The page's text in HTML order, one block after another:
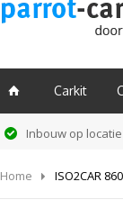
ï Carkit
Inbouw op
Home ISO2CAR